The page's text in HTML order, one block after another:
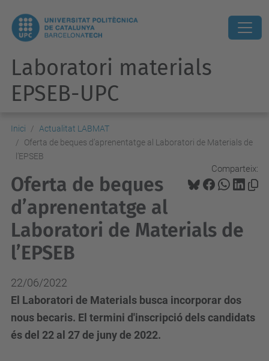
Laboratori materials
EPSEB-UPC
Inici
Actualitat LABMAT
Oferta de beques d’aprenentatge al Laboratori de Materials de
l’EPSEB
Comparteix:
Oferta de beques
d’aprenentatge al
Laboratori de Materials de
l’EPSEB
22/06/2022
El Laboratori de Materials busca incorporar dos
nous becaris. El termini d'inscripció dels candidats
és del 22 al 27 de juny de 2022.